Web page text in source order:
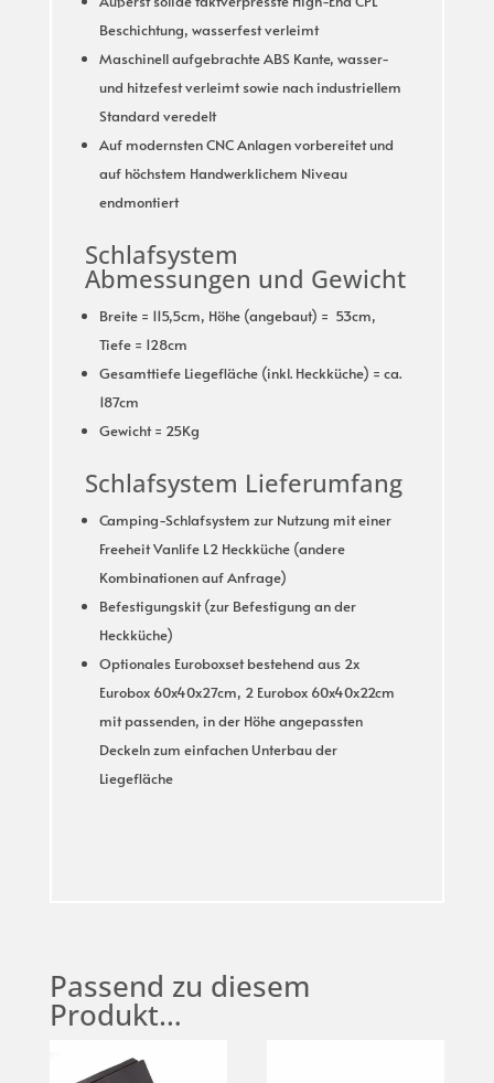
Beschichtung, wasserfest verleimt
Maschinell aufgebrachte ABS Kante, wasser-
und hitzefest verleimt sowie nach industriellem
Standard veredelt
Auf modernsten CNC Anlagen vorbereitet und
auf höchstem Handwerklichem Niveau
endmontiert
Schlafsystem
Abmessungen und Gewicht
Breite = 115,5cm, Höhe (angebaut) = 53cm,
Tiefe = 128cm
Gesamttiefe Liegefläche (inkl. Heckküche) = ca.
187cm
Gewicht = 25Kg
Schlafsystem Lieferumfang
Camping-Schlafsystem zur Nutzung mit einer
Freeheit Vanlife L2 Heckküche (andere
Kombinationen auf Anfrage)
Befestigungskit (zur Befestigung an der
Heckküche)
Optionales Euroboxset bestehend aus 2x
Eurobox 60x40x27cm, 2 Eurobox 60x40x22cm
mit passenden, in der Höhe angepassten
Deckeln zum einfachen Unterbau der
Liegefläche
Passend zu diesem
Produkt…